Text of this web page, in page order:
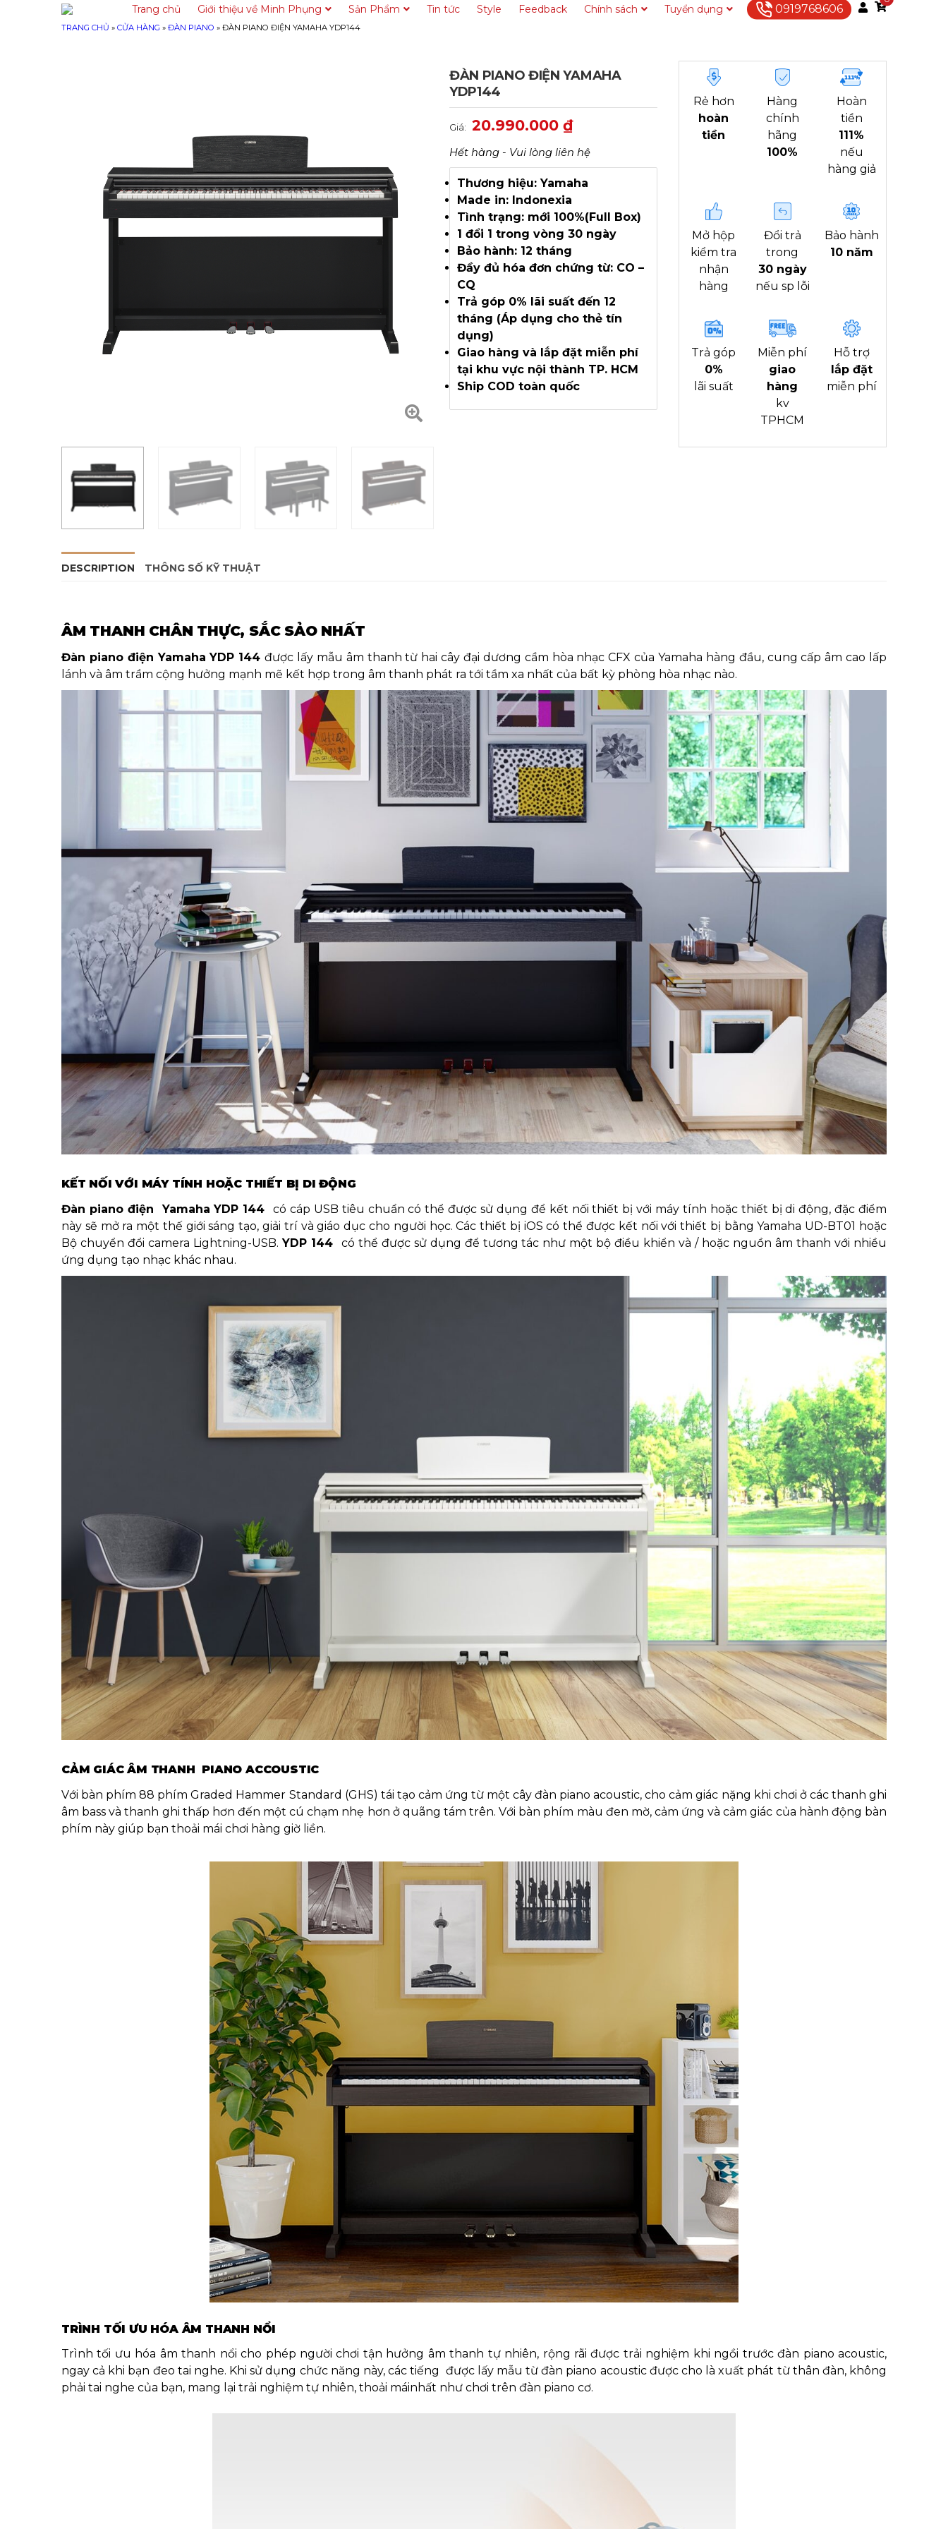
Trang chủ Giới thiệu về Minh Phụng Sản Phẩm Tin tức Style Feedback Chính sách Tuyển dụng Liên hệ0919768606
TRANG CHỦ » CỬA HÀNG » ĐÀN PIANO » ĐÀN PIANO ĐIỆN YAMAHA YDP144
ĐÀN PIANO ĐIỆN YAMAHA
YDP144
Giá: 20.990.000 ₫
Hết hàng - Vui lòng liên hệ
Thương hiệu: Yamaha
Made in: Indonexia
Tình trạng: mới 100%(Full Box)
1 đổi 1 trong vòng 30 ngày
Bảo hành: 12 tháng
Đầy đủ hóa đơn chứng từ: CO –
CQ
Trả góp 0% lãi suất đến 12
tháng (Áp dụng cho thẻ tín
dụng)
Giao hàng và lắp đặt miễn phí
tại khu vực nội thành TP. HCM
Ship COD toàn quốc
Rẻ hơn
hoàn
tiền
Hàng
chính
hãng
100%
Hoàn
tiền
111%
nếu
hàng giả
Mở hộp
kiểm tra
nhận
hàng
Đổi trả
trong
30 ngày
nếu sp lỗi
Bảo hành
10 năm
Trả góp
0%
lãi suất
Miễn phí
giao
hàng
kv
TPHCM
Hỗ trợ
lắp đặt
miễn phí
DESCRIPTION THÔNG SỐ KỸ THUẬT
ÂM THANH CHÂN THỰC, SẮC SẢO NHẤT
Đàn piano điện Yamaha YDP 144được lấy mẫu âm thanh từ hai cây đại dương cầm hòa nhạc CFX của Yamaha hàng đầu, cung cấp âm cao lấp
lánh và âm trầm cộng hưởng mạnh mẽ kết hợp trong âm thanh phát ra tới tầm xa nhất của bất kỳ phòng hòa nhạc nào.
KẾT NỐI VỚI MÁY TÍNH HOẶC THIẾT BỊ DI ĐỘNG
Đàn piano điện Yamaha YDP 144 có cáp USB tiêu chuẩn có thể được sử dụng để kết nối thiết bị với máy tính hoặc thiết bị di động, đặc điểm
này sẽ mở ra một thế giới sáng tạo, giải trí và giáo dục cho người học. Các thiết bị iOS có thể được kết nối với thiết bị bằng Yamaha UD-BT01 hoặc
Bộ chuyển đổi camera Lightning-USB.YDP 144 có thể được sử dụng để tương tác như một bộ điều khiển và / hoặc nguồn âm thanh với nhiều
ứng dụng tạo nhạc khác nhau.
CẢM GIÁC ÂM THANH PIANO ACCOUSTIC
Với bàn phím 88 phím Graded Hammer Standard (GHS) tái tạo cảm ứng từ một cây đàn piano acoustic, cho cảm giác nặng khi chơi ở các thanh ghi
âm bass và thanh ghi thấp hơn đến một cú chạm nhẹ hơn ở quãng tám trên. Với bàn phím màu đen mờ, cảm ứng và cảm giác của hành động bàn
phím này giúp bạn thoải mái chơi hàng giờ liền.
TRÌNH TỐI ƯU HÓA ÂM THANH NỔI
Trình tối ưu hóa âm thanh nổi cho phép người chơi tận hưởng âm thanh tự nhiên, rộng rãi được trải nghiệm khi ngồi trước đàn piano acoustic,
ngay cả khi bạn đeo tai nghe. Khi sử dụng chức năng này, các tiếng được lấy mẫu từ đàn piano acoustic được cho là xuất phát từ thân đàn, không
phải tai nghe của bạn, mang lại trải nghiệm tự nhiên, thoải máinhất như chơi trên đàn piano cơ.